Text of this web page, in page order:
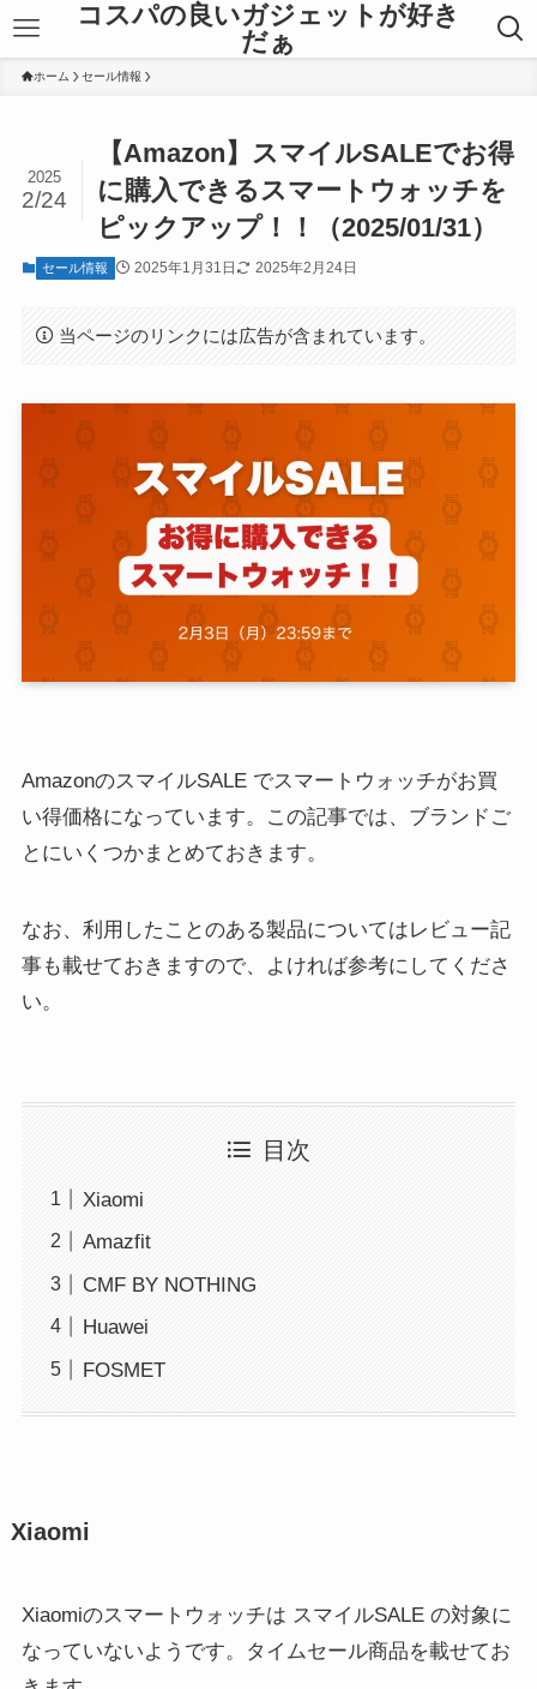
コスパの良いガジェットが好き
だぁ
ホーム セール情報
【Amazon】スマイルSALEでお得
に購入できるスマートウォッチを
ピックアップ！！（2025/01/31）
2025
2/24
セール情報 2025年1月31日 2025年2月24日
当ページのリンクには広告が含まれています。
AmazonのスマイルSALE でスマートウォッチがお買
い得価格になっています。この記事では、ブランドご
とにいくつかまとめておきます。
なお、利用したことのある製品についてはレビュー記
事も載せておきますので、よければ参考にしてくださ
い。
目次
Xiaomi
Amazfit
CMF BY NOTHING
Huawei
FOSMET
Xiaomi
Xiaomiのスマートウォッチは スマイルSALE の対象に
なっていないようです。タイムセール商品を載せてお